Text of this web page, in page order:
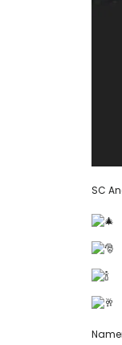
SC